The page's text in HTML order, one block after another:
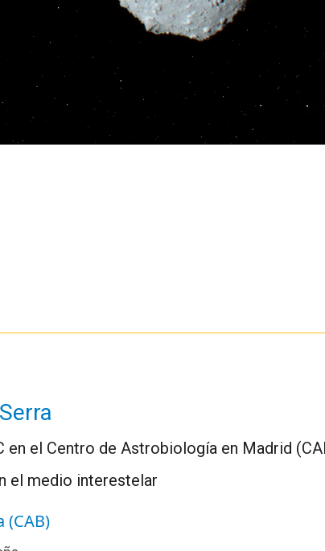
en el Centro de Astrobiología en Madrid
el medio interestelar
(CAB)